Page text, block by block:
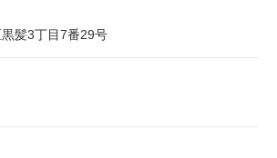
髪3丁目7番29号